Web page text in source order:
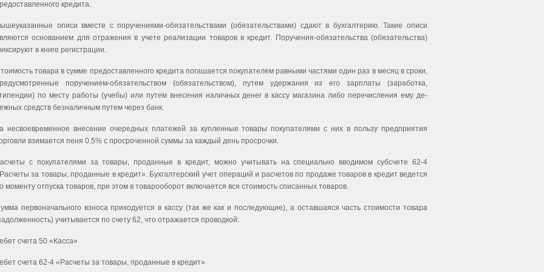
кредита.
описи вместе с поручениями-обязательствами (обязательствами) сдают в бухгалтерию. Такие описи
основанием для отражения в учете реализации товаров в кредит. Поручения-обязательства (обязательства)
в книге регистрации.
товара в сумме предоставленного кредита погашается покупателем равными частями один раз в месяц в сроки,
поручением-обязательством (обязательством), путем удержания из его зарплаты (заработка,
по месту работы (учебы) или путем внесения наличных денег в кассу магазина либо перечисления ему де­
средств безналичным путем через банк.
несвоевременное внесение очередных платежей за купленные товары покупателями с них в пользу предприятия
взимается пеня 0,5% с просроченной суммы за каждый день просрочки.
с покупателями за товары, проданные в кредит, можно учи­тывать на специально вводимом субсчете 62-4
за товары, про­данные в кредит». Бухгалтерский учет операций и расчетов по продаже товаров в кредит ведется
моменту отпуска товаров, при этом в товарооборот включается вся стоимость списанных товаров.
первоначального взноса приходуется в кассу (так же как и по­следующие), а оставшаяся часть стоимости товара
учи­тывается по счету 62, что отражается проводкой:
счета 50 «Касса»
счета 62-4 «Расчеты за товары, проданные в кредит»